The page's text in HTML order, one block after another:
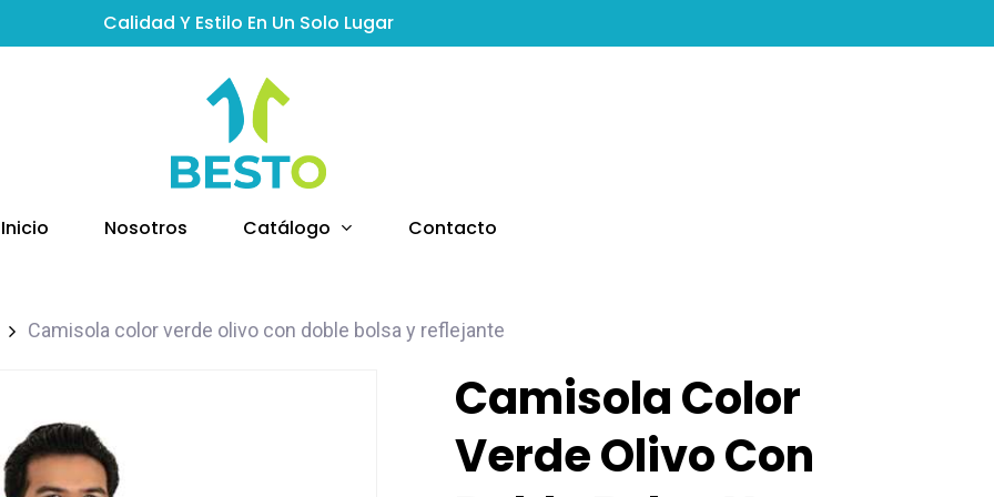
Calidad Y Estilo En Un Solo Lugar
Inicio Nosotros Catálogo Contacto
Camisola color verde olivo con doble bolsa y reflejante
Camisola Color
Verde Olivo Con